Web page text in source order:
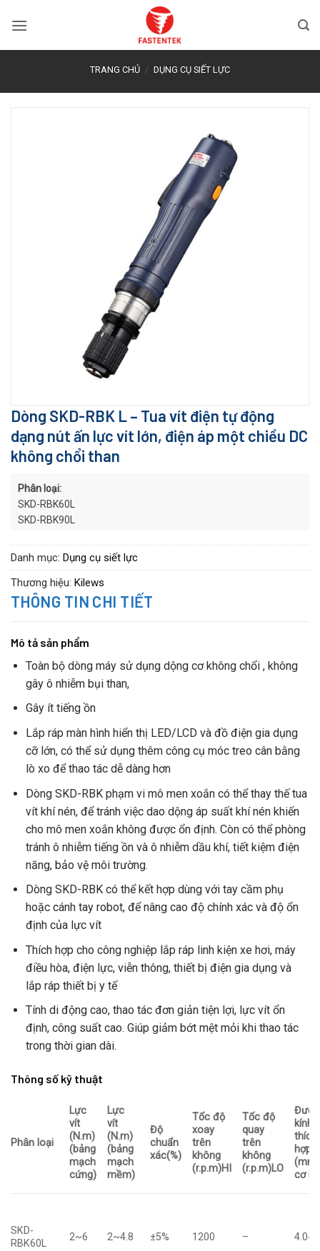
qua
TRANG CHỦ / DỤNG CỤ SIẾT LỰC
Dòng SKD-RBK L – Tua vít điện tự động
dạng nút ấn lực vít lớn, điện áp một chiều DC
không chổi than
Phân loại:
SKD-RBK60L
SKD-RBK90L
SKD-RBK120LF
SKD-RBK180L
SKD-RBK180LF
SKD-RBK250L
Danh mục: Dụng cụ siết lực
Thương hiệu: Kilews
THÔNG TIN CHI TIẾT
Mô tả sản phẩm
Toàn bộ dòng máy sử dụng dộng cơ không chổi , không
gây ô nhiễm bụi than,
Gây ít tiếng ồn
Lắp ráp màn hình hiển thị LED/LCD và đồ điện gia dụng
cỡ lớn, có thể sử dụng thêm công cụ móc treo cân bằng
lò xo để thao tác dễ dàng hơn
Dòng SKD-RBK phạm vi mô men xoắn có thể thay thế tua
vít khí nén, để tránh việc dao dộng áp suất khí nén khiến
cho mô men xoắn không được ổn định. Còn có thể phòng
tránh ô nhiễm tiếng ồn và ô nhiễm dầu khí, tiết kiệm điện
năng, bảo vệ môi trường.
Dòng SKD-RBK có thể kết hợp dùng với tay cầm phụ
hoặc cánh tay robot, để nâng cao độ chính xác và độ ổn
định của lực vít
Thích hợp cho công nghiệp lắp ráp linh kiện xe hơi, máy
điều hòa, điện lực, viễn thông, thiết bị điện gia dụng và
lắp ráp thiết bị y tế
Tính di động cao, thao tác đơn giản tiện lợi, lực vít ổn
định, công suất cao. Giúp giảm bớt mệt mỏi khi thao tác
trong thời gian dài.
Thông số kỹ thuật
Phân loại
Lực
vít
(N.m)
(bảng
mạch
cứng)
Lực
vít
(N.m)
(bảng
mạch
mềm)
Độ
chuẩn
xác(%)
Tốc độ
xoay
trên
không
(r.p.m)HI
Tốc độ
quay
trên
không
(r.p.m)LO
kính
thích
hợp
(mm)
cơ
SKD-
RBK60L
2~6 2~4.8 ±5% 1200 –